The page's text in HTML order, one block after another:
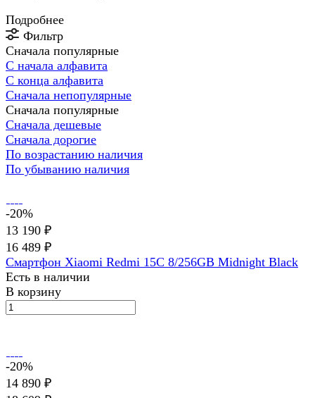
Подробнее
Фильтр
Сначала популярные
С начала алфавита
С конца алфавита
Сначала непопулярные
Сначала популярные
Сначала дешевые
Сначала дорогие
По возрастанию наличия
По убыванию наличия
-20%
13 190 ₽
16 489 ₽
Смартфон Xiaomi Redmi 15C 8/256GB Midnight Black
Есть в наличии
В корзину
-20%
14 890 ₽